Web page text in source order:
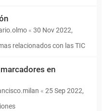
« 30 Nov 2022,
relacionados con las TIC
en
« 25 Sep 2022,